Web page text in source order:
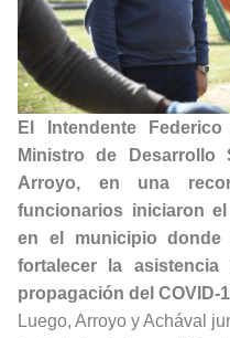
El Intendente
Ministro de Desarrollo
Arroyo, en una
funcionarios iniciaron
en el municipio
fortalecer la
propagación del COVID-
Luego, Arroyo y Achával